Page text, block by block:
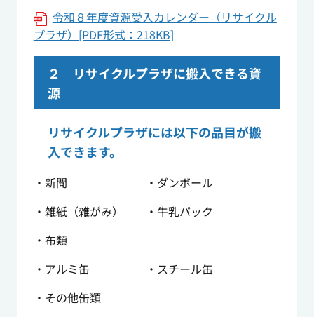
令和８年度資源受入カレンダー（リサイクル
プラザ）[PDF形式：218KB]
２ リサイクルプラザに搬入できる資
源
リサイクルプラザには以下の品目が搬
入できます。
・新聞 ・ダンボール
・雑紙（雑がみ） ・牛乳パック
・布類
・アルミ缶 ・スチール缶
・その他缶類